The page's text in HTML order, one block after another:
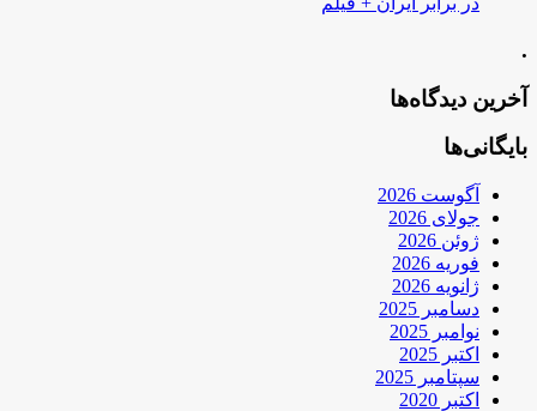
.
آخرین دیدگاه‌ها
بایگانی‌ها
آگوست 2026
جولای 2026
ژوئن 2026
فوریه 2026
ژانویه 2026
دسامبر 2025
نوامبر 2025
اکتبر 2025
سپتامبر 2025
اکتبر 2020